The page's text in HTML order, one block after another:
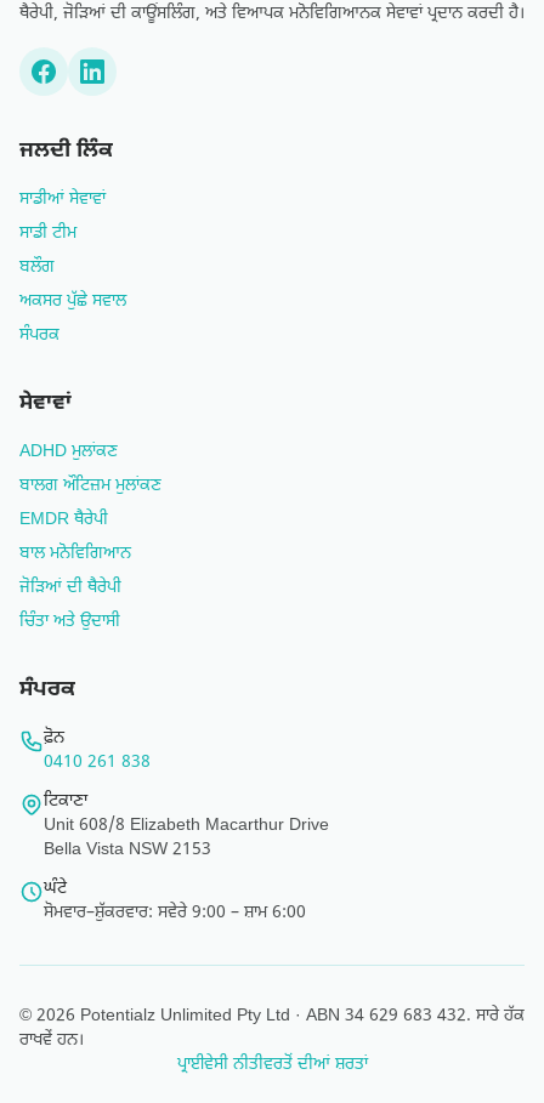
ਥੈਰੇਪੀ, ਜੋੜਿਆਂ ਦੀ ਕਾਊਂਸਲਿੰਗ, ਅਤੇ ਵਿਆਪਕ ਮਨੋਵਿਗਿਆਨਕ ਸੇਵਾਵਾਂ ਪ੍ਰਦਾਨ ਕਰਦੀ ਹੈ।
ਜਲਦੀ ਲਿੰਕ
ਸਾਡੀਆਂ ਸੇਵਾਵਾਂ
ਸਾਡੀ ਟੀਮ
ਬਲੌਗ
ਅਕਸਰ ਪੁੱਛੇ ਸਵਾਲ
ਸੰਪਰਕ
ਸੇਵਾਵਾਂ
ADHD ਮੁਲਾਂਕਣ
ਬਾਲਗ ਔਟਿਜ਼ਮ ਮੁਲਾਂਕਣ
EMDR ਥੈਰੇਪੀ
ਬਾਲ ਮਨੋਵਿਗਿਆਨ
ਜੋੜਿਆਂ ਦੀ ਥੈਰੇਪੀ
ਚਿੰਤਾ ਅਤੇ ਉਦਾਸੀ
ਸੰਪਰਕ
ਫ਼ੋਨ
0410 261 838
ਟਿਕਾਣਾ
Unit 608/8 Elizabeth Macarthur Drive
Bella Vista NSW 2153
ਘੰਟੇ
ਸੋਮਵਾਰ–ਸ਼ੁੱਕਰਵਾਰ: ਸਵੇਰੇ 9:00 – ਸ਼ਾਮ 6:00
© 2026 Potentialz Unlimited Pty Ltd · ABN 34 629 683 432. ਸਾਰੇ ਹੱਕ
ਰਾਖਵੇਂ ਹਨ।
ਪ੍ਰਾਈਵੇਸੀ ਨੀਤੀਵਰਤੋਂ ਦੀਆਂ ਸ਼ਰਤਾਂ